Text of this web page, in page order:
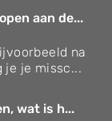
aan de...
na
je je missc...
wat is h...